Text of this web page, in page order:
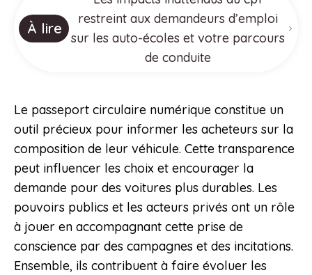
À lire
restreint aux demandeurs d’emploi
sur les auto-écoles et votre parcours
de conduite
Le passeport circulaire numérique constitue un
outil précieux pour informer les acheteurs sur la
composition de leur véhicule. Cette transparence
peut influencer les choix et encourager la
demande pour des voitures plus durables. Les
pouvoirs publics et les acteurs privés ont un rôle
à jouer en accompagnant cette prise de
conscience par des campagnes et des incitations.
Ensemble, ils contribuent à faire évoluer les